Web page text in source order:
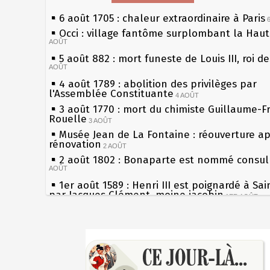
6 août 1705 : chaleur extraordinaire à Paris
Occi : village fantôme surplombant la
AOÛT
5 août 882 : mort funeste de Louis III, roi
AOÛT
4 août 1789 : abolition des privilèges par
l'Assemblée Constituante 4 AOÛT
3 août 1770 : mort du chimiste Guillaume-
Rouelle 3 AOÛT
Musée Jean de La Fontaine : réouverture
rénovation 2 AOÛT
2 août 1802 : Bonaparte est nommé
AOÛT
1er août 1589 : Henri III est poignardé à
par Jacques Clément, moine jacobin 1ER AOÛT
Chocolat Poulain 30 JUILLET
29 juillet 1881 : loi sur la liberté de la
les siècles
27 mai 1610 : supplice de François
du roi Henri IV